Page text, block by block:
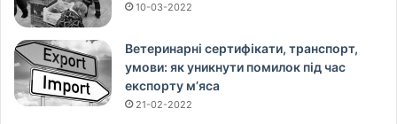
10-03-2022
Ветеринарні сертифікати, транспорт,
умови: як уникнути помилок під час
експорту м’яса
21-02-2022